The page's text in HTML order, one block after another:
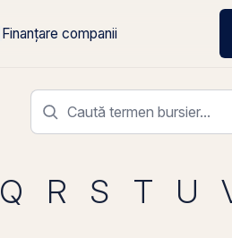
Finanțare companii
Q R S T U